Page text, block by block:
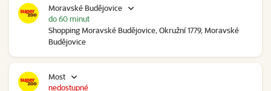
Moravské Budějovice
Shopping Moravské Budějovice, Okružní 1779, Moravské
Budějovice
do 60 minut
Most
nedostupné